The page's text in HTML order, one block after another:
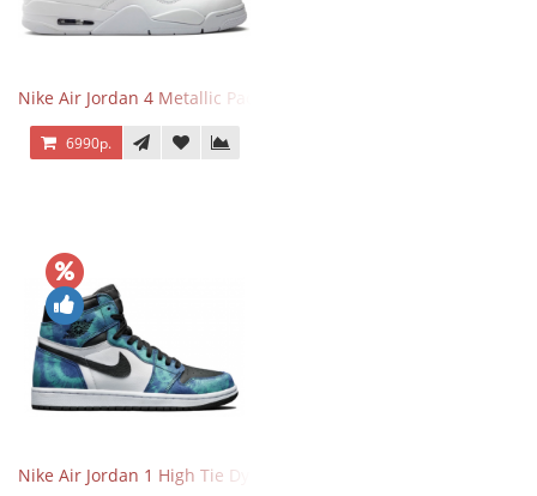
Nike Air Jordan 4 Metallic Pack Purple
6990р.
Nike Air Jordan 1 High Tie Dye